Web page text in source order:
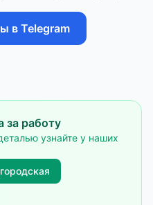
в Telegram
за работу
узнайте у наших